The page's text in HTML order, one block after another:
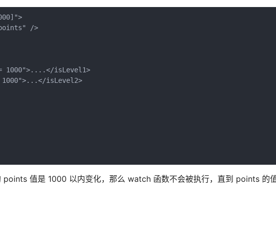
/>
1000">....</isLevel1>
isLevel2>
points 值是 1000 以内变化，那么 watch 函数不会被执行，直到 points 的